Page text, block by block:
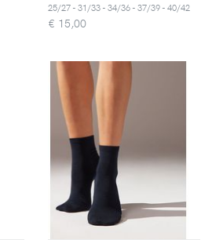
25/27 - 31/33 - 34/36 - 37/39 - 40/42
€ 15,00